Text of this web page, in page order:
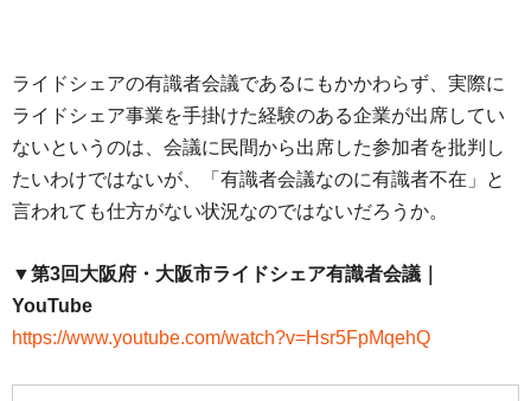
ライドシェアの有識者会議であるにもかかわらず、実際に
ライドシェア事業を手掛けた経験のある企業が出席してい
ないというのは、会議に民間から出席した参加者を批判し
たいわけではないが、「有識者会議なのに有識者不在」と
言われても仕方がない状況なのではないだろうか。
▼第3回大阪府・大阪市ライドシェア有識者会議｜
YouTube
https://www.youtube.com/watch?v=Hsr5FpMqehQ